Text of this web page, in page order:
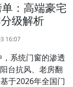
：高端豪宅
级解析
16:07
系统门窗的渗透
台抗风、老房翻
于2026年全国门